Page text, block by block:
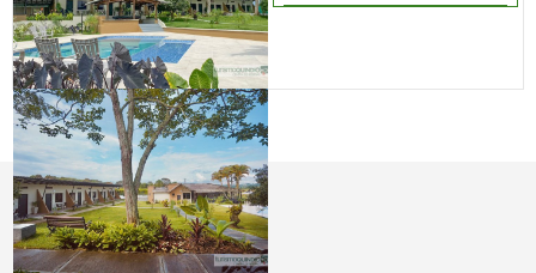
DESTINO QUINDÍO
EL QUINDÍO